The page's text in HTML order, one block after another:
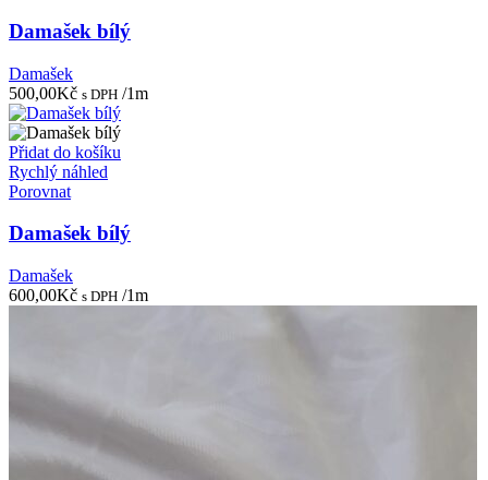
Damašek bílý
Damašek
500,00Kč s DPH /1m
Přidat do košíku
Rychlý náhled
Porovnat
Damašek bílý
Damašek
600,00Kč s DPH /1m